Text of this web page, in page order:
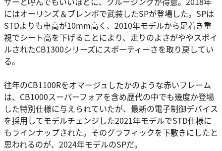
にはオーリンズ＆ブレンボで武装したSPが登場した。SPは
STDよりも車高が10mm高く、2010年モデルから足着き重
視でシート高を下げることにより、走りのよさがややスポイ
ルされたCB1300シリーズにスポーティーさを取り戻してい
る。
往年のCB1100Rをオマージュしたかのような赤いフレーム
は、CB1000スーパーフォアを含め歴代の中でも幾度か登場
した特別仕様に与えられていたが、最新の電子制御デバイス
を採用してモデルチェンジした2021年モデルでSTD仕様に
もラインナップされた。そのグラフィックを下敷きにしたと
思われるのが、2024年モデルのSPだ。